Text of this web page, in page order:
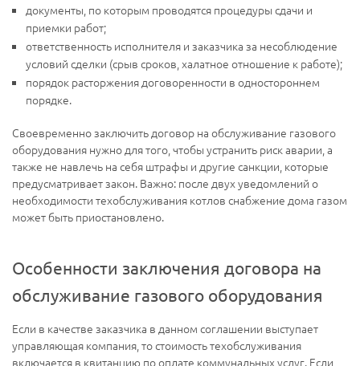
документы, по которым проводятся процедуры сдачи и
приемки работ;
ответственность исполнителя и заказчика за несоблюдение
условий сделки (срыв сроков, халатное отношение к работе);
порядок расторжения договоренности в одностороннем
порядке.
Своевременно заключить договор на обслуживание газового
оборудования нужно для того, чтобы устранить риск аварии, а
также не навлечь на себя штрафы и другие санкции, которые
предусматривает закон. Важно: после двух уведомлений о
необходимости техобслуживания котлов снабжение дома газом
может быть приостановлено.
Особенности заключения договора на
обслуживание газового оборудования
Если в качестве заказчика в данном соглашении выступает
управляющая компания, то стоимость техобслуживания
включается в квитанцию по оплате коммунальных услуг. Если